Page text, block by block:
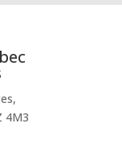
4M3